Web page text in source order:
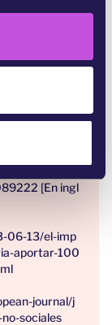
sobre estas
windfall-tax-
[En ingl
06-13/el-imp
aportar-100
journal/j
sociales